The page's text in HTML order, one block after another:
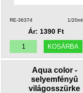
RE-36374 1/20ml
Ár: 1390 Ft
Aqua color -
selyemfényû
világosszürke